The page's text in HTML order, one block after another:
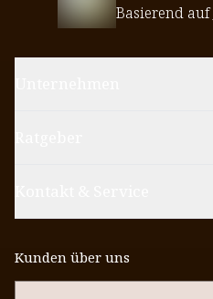
Basierend auf
Kunden über uns